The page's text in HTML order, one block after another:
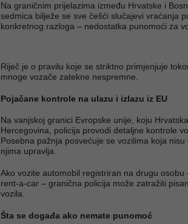
Na graničnim prijelazima između Hrvatske i
sedmica bilježe se sve češći slučajevi vraćanja
konkretnog razloga – nedostatka punomoći za
Riječ je o pravilu koje se striktno primjenjuje
mnoge vozače zatekne nespremne.
Pojačane kontrole na ulazu i izlazu iz EU
Na vanjskoj granici Evropske unije, koju
Hercegovina, policija provodi detaljne kontrole
Posebna pažnja posvećuje se vozilima koja
njima upravlja.
Ako vozite automobil registriran na drugu osobu
rent-a-car – granična policija može zatražiti
vozila.
Šta se događa ako nemate punomoć